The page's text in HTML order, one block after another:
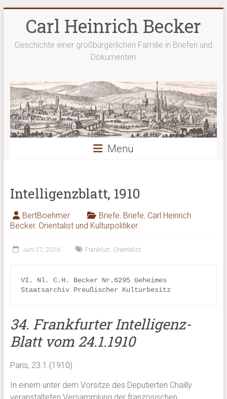
springenCarl Heinrich Becker
Geschichte einer großbürgerlichen Familie in Briefen und
Dokumenten
Menü
Intelligenzblatt, 1910
BertBoehmer Briefe, Briefe, Carl Heinrich
Becker, Orientalist und Kulturpolitiker
Juni 27, 2016 Frankfurt, Orientalist
VI. Nl. C.H. Becker Nr.6295 Geheimes
Staatsarchiv Preußischer Kulturbesitz
34. Frankfurter Intelligenz-
Blatt vom 24.1.1910
Paris, 23.1.(1910)
In einem unter dem Vorsitze des Deputierten Chailly